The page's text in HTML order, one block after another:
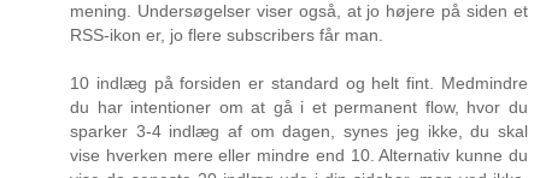
mening. Undersøgelser viser også, at jo højere på siden et
RSS-ikon er, jo flere subscribers får man.
10 indlæg på forsiden er standard og helt fint. Medmindre
du har intentioner om at gå i et permanent flow, hvor du
sparker 3-4 indlæg af om dagen, synes jeg ikke, du skal
vise hverken mere eller mindre end 10. Alternativ kunne du